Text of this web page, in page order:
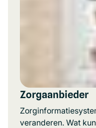
Zorgaanbieder
veranderen. Wat